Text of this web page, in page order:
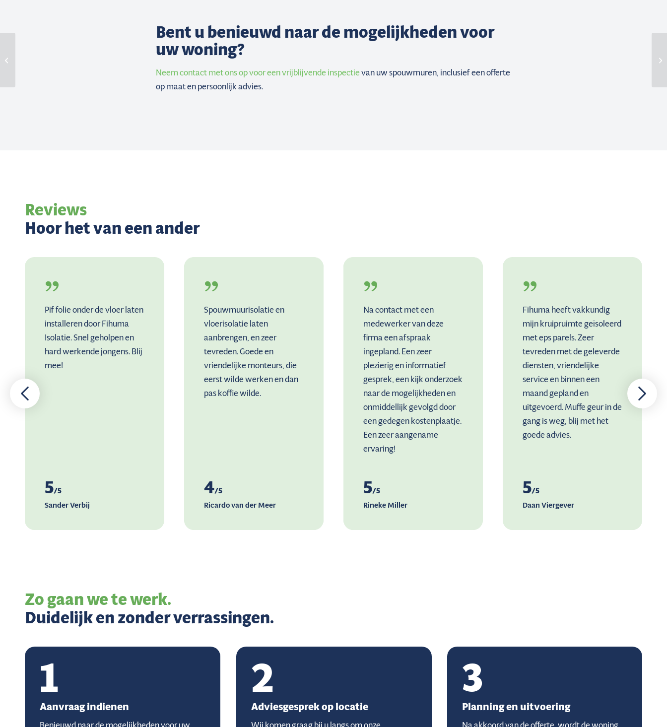
Bent u benieuwd naar de mogelijkheden voor
uw woning?
Neem contact met ons op voor een vrijblijvende inspectievan uw spouwmuren, inclusief een offerte
op maat en persoonlijk advies.
Reviews
Hoor het van een ander
Pif folie onder de vloer laten
installeren door Fihuma
Isolatie. Snel geholpen en
hard werkende jongens. Blij
mee!
5/5
Sander Verbij
Spouwmuurisolatie en
vloerisolatie laten
aanbrengen, en zeer
tevreden. Goede en
vriendelijke monteurs, die
eerst wilde werken en dan
pas koffie wilde.
4/5
Ricardo van der Meer
Na contact met een
medewerker van deze
firma een afspraak
ingepland. Een zeer
plezierig en informatief
gesprek, een kijk onderzoek
naar de mogelijkheden en
onmiddellijk gevolgd door
een gedegen kostenplaatje.
Een zeer aangename
ervaring!
5/5
Rineke Miller
Fihuma heeft vakkundig
mijn kruipruimte geïsoleerd
met eps parels. Zeer
tevreden met de geleverde
diensten, vriendelijke
service en binnen een
maand gepland en
uitgevoerd. Muffe geur in de
gang is weg, blij met het
goede advies.
5/5
Daan Viergever
Zo gaan we te werk.
Duidelijk en zonder verrassingen.
1
Aanvraag indienen
2
Adviesgesprek op locatie
3
Planning en uitvoering